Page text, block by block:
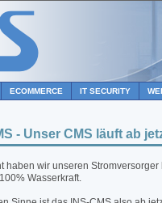
ECOMMERCE IT SECURITY
- Unser CMS läuft ab
haben wir unseren
Wasserkraft.